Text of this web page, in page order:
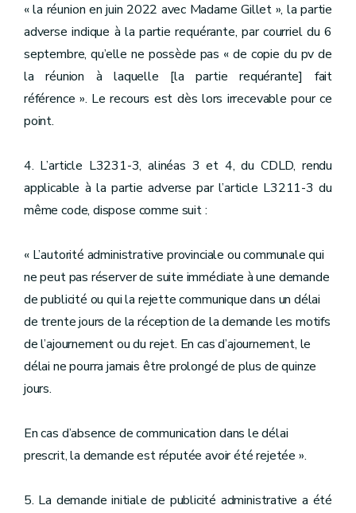
« la réunion en juin 2022 avec Madame Gillet », la partie
adverse indique à la partie requérante, par courriel du 6
septembre, qu’elle ne possède pas « de copie du pv de
la réunion à laquelle [la partie requérante] fait
référence ». Le recours est dès lors irrecevable pour ce
point.
4. L’article L3231-3, alinéas 3 et 4, du CDLD, rendu
applicable à la partie adverse par l’article L3211-3 du
même code, dispose comme suit :
« L’autorité administrative provinciale ou communale qui
ne peut pas réserver de suite immédiate à une demande
de publicité ou qui la rejette communique dans un délai
de trente jours de la réception de la demande les motifs
de l’ajournement ou du rejet. En cas d’ajournement, le
délai ne pourra jamais être prolongé de plus de quinze
jours.
En cas d’absence de communication dans le délai
prescrit, la demande est réputée avoir été rejetée ».
5. La demande initiale de publicité administrative a été